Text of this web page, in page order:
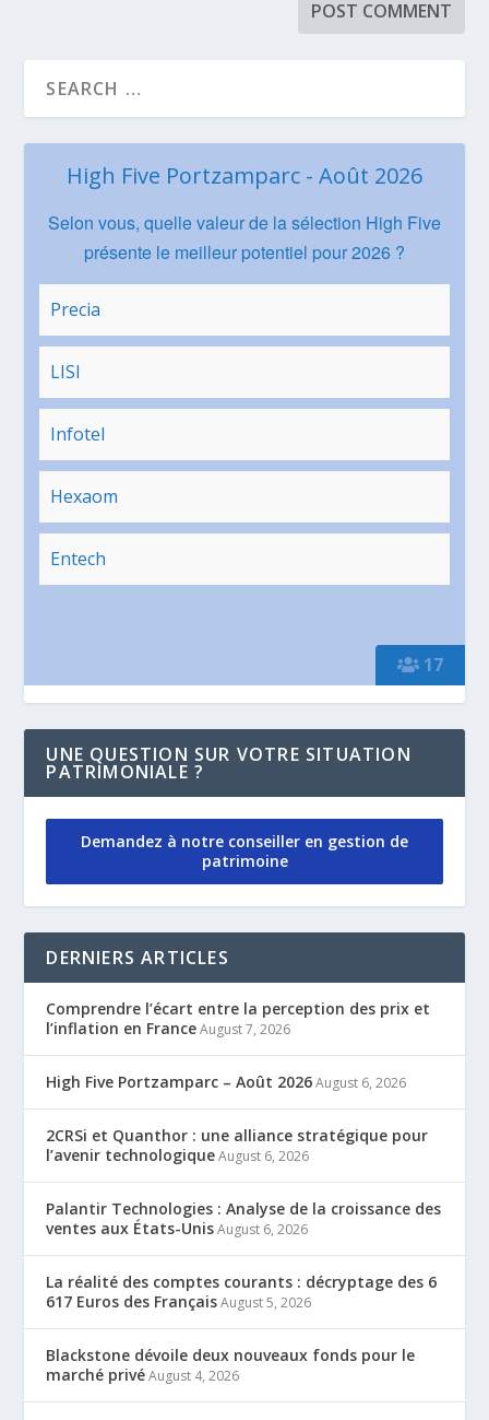
17
High Five Portzamparc - Août 2026
Selon vous, quelle valeur de la sélection High Five
présente le meilleur potentiel pour 2026 ?
Precia
LISI
Infotel
Hexaom
Entech
UNE QUESTION SUR VOTRE SITUATION
PATRIMONIALE ?
Demandez à notre conseiller en gestion de
patrimoine
DERNIERS ARTICLES
Comprendre l’écart entre la perception des prix et
l’inflation en France August 7, 2026
High Five Portzamparc – Août 2026 August 6, 2026
2CRSi et Quanthor : une alliance stratégique pour
l’avenir technologique August 6, 2026
Palantir Technologies : Analyse de la croissance des
ventes aux États-Unis August 6, 2026
La réalité des comptes courants : décryptage des 6
617 Euros des Français August 5, 2026
Blackstone dévoile deux nouveaux fonds pour le
marché privé August 4, 2026